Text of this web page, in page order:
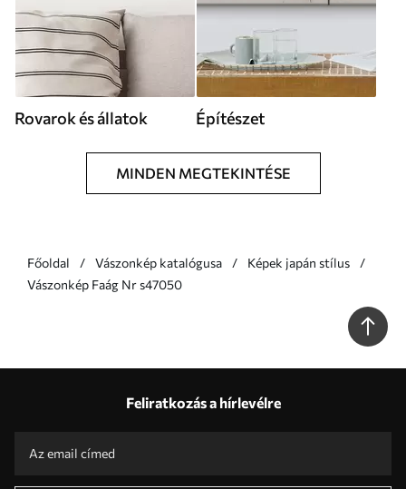
Rovarok és állatok Építészet
MINDEN MEGTEKINTÉSE
Főoldal Vászonkép katalógusa
Képek japán stílus
Vászonkép Faág Nr s47050
Feliratkozás a hírlevélre